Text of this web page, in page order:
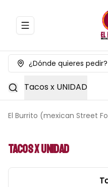
Abrir menu de
¿Dónde quieres pedir?
Tacos x UNIDAD
El Burrito (mexican Street
Tacos x UNIDAD